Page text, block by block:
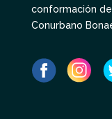
conformación
Conurbano